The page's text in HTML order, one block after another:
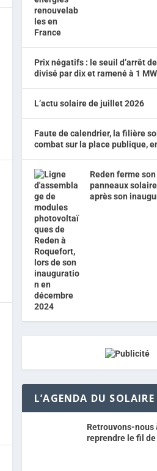
Prix négatifs : le seuil d’arrêt
divisé par dix et ramené à 1 MW
L’actu solaire de juillet 2026
Faute de calendrier, la filière
combat sur la place publique,
Reden ferme
panneaux
après son
L’AGENDA DU SOLAIRE
Retrouvons-nous
reprendre le fil de